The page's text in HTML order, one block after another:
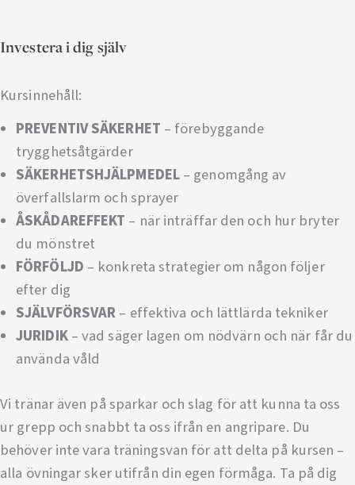
Investera i dig själv
Kursinnehåll:
PREVENTIV SÄKERHET – förebyggande
trygghetsåtgärder
SÄKERHETSHJÄLPMEDEL– genomgång av
överfallslarm och sprayer
ÅSKÅDAREFFEKT – när inträffar den och hur bryter
du mönstret
FÖRFÖLJD – konkreta strategier om någon följer
efter dig
SJÄLVFÖRSVAR– effektiva och lättlärda tekniker
JURIDIK– vad säger lagen om nödvärn och när får du
använda våld
Vi tränar även på sparkar och slag för att kunna ta oss
ur grepp och snabbt ta oss ifrån en angripare. Du
behöver inte vara träningsvan för att delta på kursen –
alla övningar sker utifrån din egen förmåga. Ta på dig